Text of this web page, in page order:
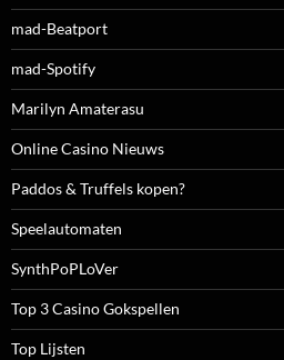
mad-Beatport
mad-Spotify
Marilyn Amaterasu
Online Casino Nieuws
Paddos & Truffels kopen?
Speelautomaten
SynthPoPLoVer
Top 3 Casino Gokspellen
Top Lijsten